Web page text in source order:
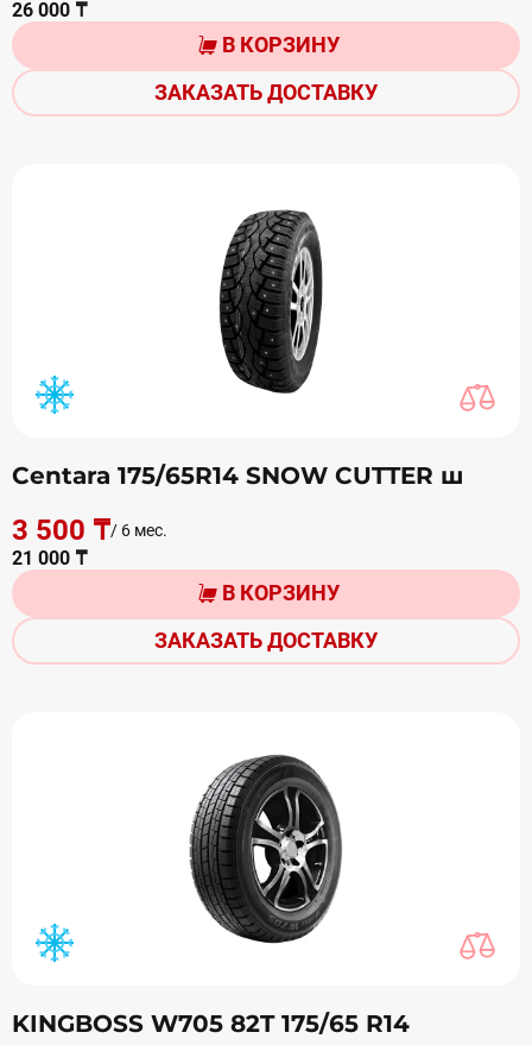
26 000 ₸
В КОРЗИНУ
ЗАКАЗАТЬ ДОСТАВКУ
Centara 175/65R14 SNOW CUTTER ш
3 500 ₸/ 6 мес.
21 000 ₸
В КОРЗИНУ
ЗАКАЗАТЬ ДОСТАВКУ
KINGBOSS W705 82T 175/65 R14